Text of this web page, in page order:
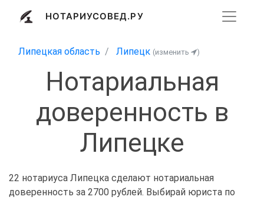
НОТАРИУСОВЕД.РУ
Липецкая область Липецк (изменить )
Нотариальная
доверенность в
Липецке
22 нотариуса Липецка сделают нотариальная
доверенность за 2700 рублей. Выбирай юриста по